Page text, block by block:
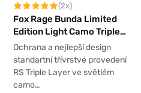
(2x)
Fox Rage Bunda Limited
Edition Light Camo Triple
Layer Jacket
Ochrana a nejlepší design
standartní třívrstvé provedení
RS Triple Layer ve světlém
camo…